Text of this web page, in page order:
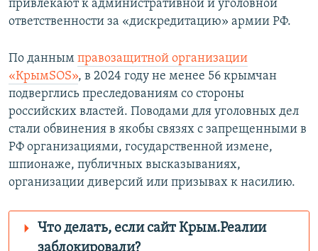
привлекают к административной и уголовной
ответственности за «дискредитацию» армии РФ.
По данным правозащитной организации
«КрымSOS», в 2024 году не менее 56 крымчан
подверглись преследованиям со стороны
российских властей. Поводами для уголовных дел
стали обвинения в якобы связях с запрещенными в
РФ организациями, государственной измене,
шпионаже, публичных высказываниях,
организации диверсий или призывах к насилию.
Что делать, если сайт Крым.Реалии
заблокировали?